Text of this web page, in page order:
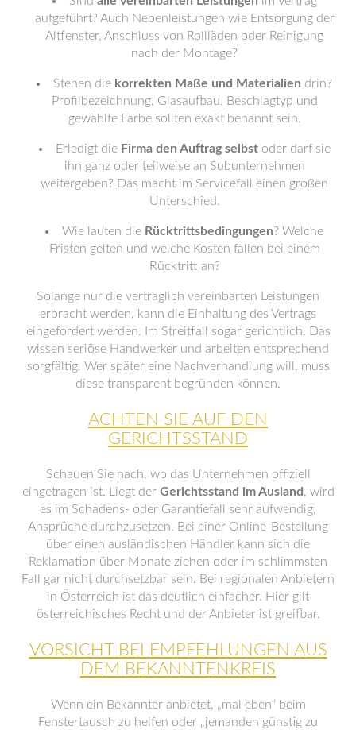
aufgeführt? Auch Nebenleistungen wie Entsorgung der
Altfenster, Anschluss von Rollläden oder Reinigung
nach der Montage?
Stehen die korrekten Maße und Materialien drin?
Profilbezeichnung, Glasaufbau, Beschlagtyp und
gewählte Farbe sollten exakt benannt sein.
Erledigt die Firma den Auftrag selbstoder darf sie
ihn ganz oder teilweise an Subunternehmen
weitergeben? Das macht im Servicefall einen großen
Unterschied.
Wie lauten die Rücktrittsbedingungen? Welche
Fristen gelten und welche Kosten fallen bei einem
Rücktritt an?
Solange nur die vertraglich vereinbarten Leistungen
erbracht werden, kann die Einhaltung des Vertrags
eingefordert werden. Im Streitfall sogar gerichtlich. Das
wissen seriöse Handwerker und arbeiten entsprechend
sorgfältig. Wer später eine Nachverhandlung will, muss
diese transparent begründen können.
ACHTEN SIE AUF DEN
GERICHTSSTAND
Schauen Sie nach, wo das Unternehmen offiziell
eingetragen ist. Liegt der Gerichtsstand im Ausland , wird
es im Schadens- oder Garantiefall sehr aufwendig,
Ansprüche durchzusetzen. Bei einer Online-Bestellung
über einen ausländischen Händler kann sich die
Reklamation über Monate ziehen oder im schlimmsten
Fall gar nicht durchsetzbar sein. Bei regionalen Anbietern
in Österreich ist das deutlich einfacher. Hier gilt
österreichisches Recht und der Anbieter ist greifbar.
VORSICHT BEI EMPFEHLUNGEN AUS
DEM BEKANNTENKREIS
Wenn ein Bekannter anbietet, „mal eben“ beim
Fenstertausch zu helfen oder „jemanden günstig zu